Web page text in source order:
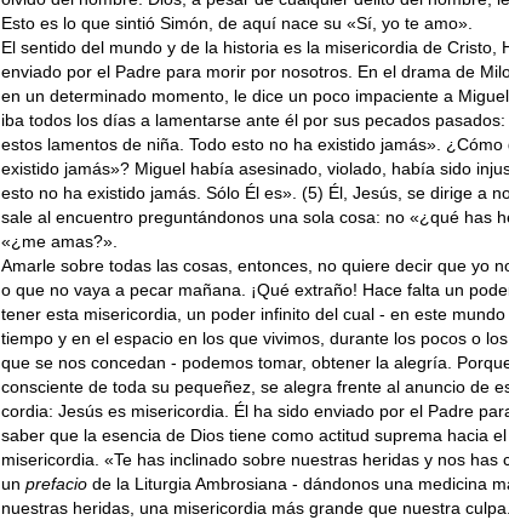
Esto es lo que sintió Simón, de aquí nace su «Sí, yo te amo».
El sentido del mundo y de la historia es la mi­sericordia de Cristo,
enviado por el Padre para morir por nosotros. En el drama de
en un determinado momento, le dice un poco impaciente a
iba todos los días a lamentarse ante él por sus pecados pasados:
estos lamentos de niña. Todo esto no ha existido jamás». ¿Cómo
existido jamás»? Miguel había asesi­nado, violado, había sido
esto no ha existido jamás. Sólo Él es». (5) Él, Jesús, se dirige a
sale al encuentro pregun­tándonos una sola cosa: no «¿qué has
«¿me amas?».
Amarle sobre todas las cosas, entonces, no quiere decir que yo
o que no vaya a pecar mañana. ¡Qué extraño! Hace falta un
tener esta misericordia, un poder infinito del cual - en este
tiempo y en el espacio en los que vivimos, durante los pocos o
que se nos concedan - podemos tomar, obtener la alegría.
consciente de toda su peque­ñez, se alegra frente al anuncio de
cordia: Jesús es misericordia. Él ha sido enviado por el Padre
saber que la esencia de Dios tiene como actitud suprema hacia
misericordia. «Te has inclinado sobre nuestras heridas y nos has
un pre­facio de la Liturgia Ambrosiana - dándonos una medicina
nuestras heridas, una misericordia más grande que nuestra